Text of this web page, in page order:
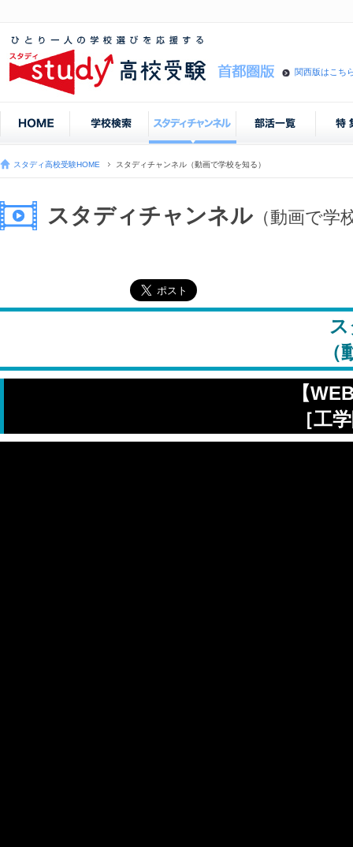
関西版はこち
スタディ高校受験HOME スタディチャンネル（動画で学校を知る）
スタディチャンネル （動画で学
【
［工